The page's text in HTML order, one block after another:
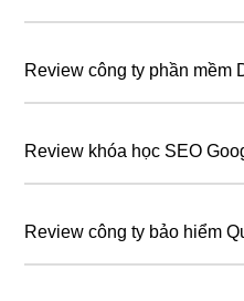
Review công ty phần mềm
Review khóa học SEO
Review công ty bảo hiểm